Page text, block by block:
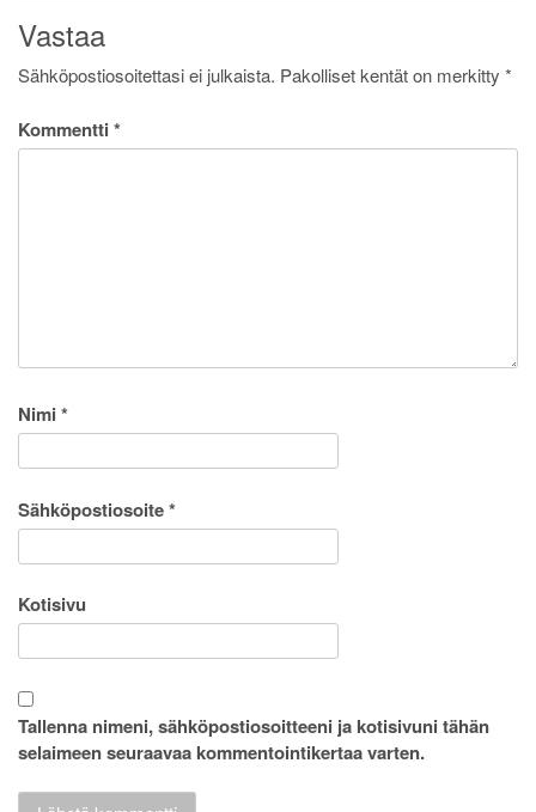
Vastaa
Sähköpostiosoitettasi ei julkaista. Pakolliset kentät on merkitty *
Kommentti *
Nimi *
Sähköpostiosoite*
Kotisivu
Tallenna nimeni, sähköpostiosoitteeni ja kotisivuni tähän
selaimeen seuraavaa kommentointikertaa varten.